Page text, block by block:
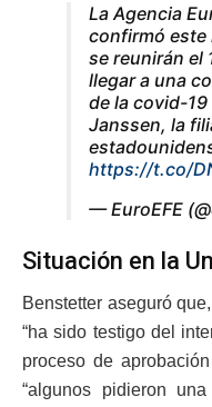
La Agencia
confirmó este
se reunirán el
llegar a una
de la covid-
Janssen, la
https://t.co/
— EuroEFE
Situación en la
Benstetter aseguró
“ha sido testigo del
proceso de
“algunos pidieron